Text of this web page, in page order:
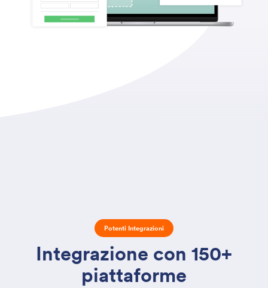
Potenti Integrazioni
Integrazione con 150+
piattaforme